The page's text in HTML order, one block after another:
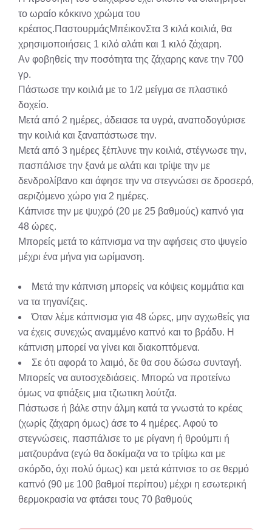
το ωραίο κόκκινο χρώμα του
κρέατος.ΠαστουρμάςΜπέικονΣτα 3 κιλά κοιλιά, θα
χρησιμοποιήσεις 1 κιλό αλάτι και 1 κιλό ζάχαρη.
Αν φοβηθείς την ποσότητα της ζάχαρης κανε την 700
γρ.
Πάστωσε την κοιλιά με το 1/2 μείγμα σε πλαστικό
δοχείο.
Μετά από 2 ημέρες, άδειασε τα υγρά, αναποδογύρισε
την κοιλιά και ξαναπάστωσε την.
Μετά από 3 ημέρες ξέπλυνε την κοιλιά, στέγνωσε την,
πασπάλισε την ξανά με αλάτι και τρίψε την με
δενδρολίβανο και άφησε την να στεγνώσει σε δροσερό,
αεριζόμενο χώρο για 2 ημέρες.
Κάπνισε την με ψυχρό (20 με 25 βαθμούς) καπνό για
48 ώρες.
Μπορείς μετά το κάπνισμα να την αφήσεις στο ψυγείο
μέχρι ένα μήνα για ωρίμανση.
Μετά την κάπνιση μπορείς να κόψεις κομμάτια και
να τα τηγανίζεις.
Όταν λέμε κάπνισμα για 48 ώρες, μην αγχωθείς για
να έχεις συνεχώς αναμμένο καπνό και το βράδυ. Η
κάπνιση μπορεί να γίνει και διακοπτόμενα.
Σε ότι αφορά το λαιμό, δε θα σου δώσω συνταγή.
Μπορείς να αυτοσχεδιάσεις. Μπορώ να προτείνω
όμως να φτιάξεις μια τζιωτικη λούτζα.
Πάστωσε ή βάλε στην άλμη κατά τα γνωστά το κρέας
(χωρίς ζάχαρη όμως) άσε το 4 ημέρες. Αφού το
στεγνώσεις, πασπάλισε το με ρίγανη ή θρούμπι ή
ματζουράνα (εγώ θα δοκίμαζα να το τρίψω και με
σκόρδο, όχι πολύ όμως) και μετά κάπνισε το σε θερμό
καπνό (90 με 100 βαθμοί περίπου) μέχρι η εσωτερική
θερμοκρασία να φτάσει τους 70 βαθμούς